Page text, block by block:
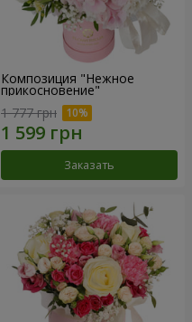
Композиция "Нежное
прикосновение"
1 777 грн
Заказать